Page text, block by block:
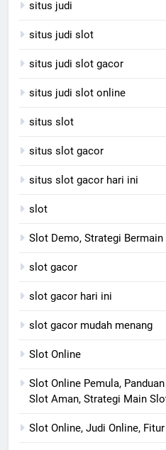
situs judi
situs judi slot
situs judi slot gacor
situs judi slot online
situs slot
situs slot gacor
situs slot gacor hari ini
slot
Slot Demo, Strategi Bermain
slot gacor
slot gacor hari ini
slot gacor mudah menang
Slot Online
Slot Online Pemula,
Slot Aman, Strategi Main
Slot Online, Judi Online,